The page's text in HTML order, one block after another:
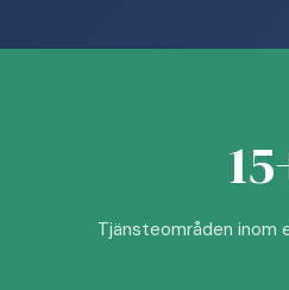
Tjänsteområden inom